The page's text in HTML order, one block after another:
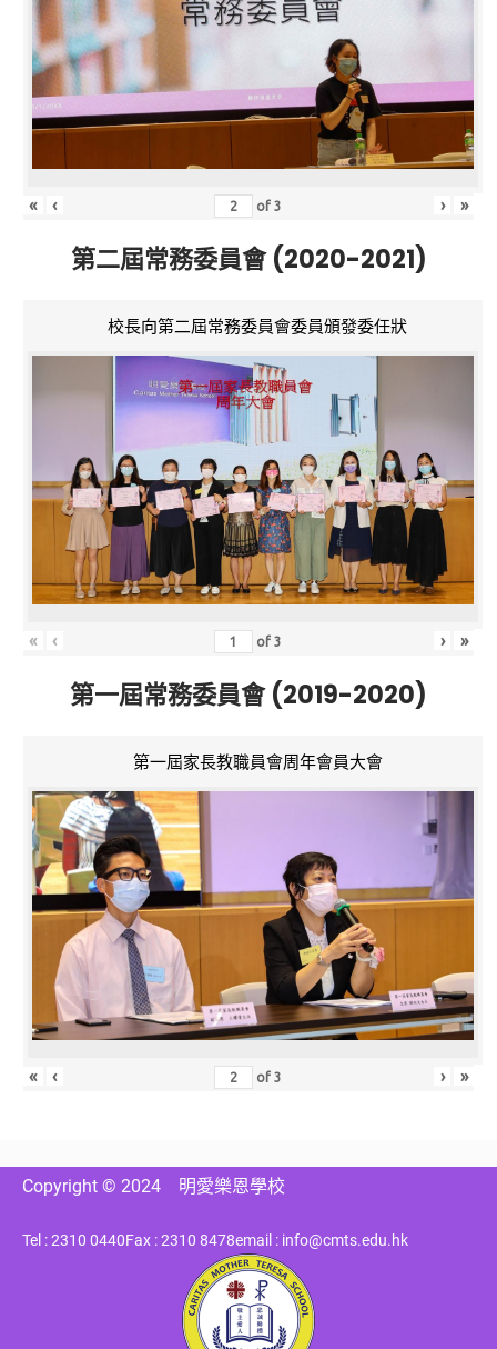
« ‹ of3 › »
第二屆常務委員會 (2020-2021)
校長向第二屆常務委員會委員頒發委任狀
« ‹ of3 › »
第一屆常務委員會 (2019-2020)
第一屆家長教職員會周年會員大會
« ‹ of3 › »
Copyright © 2024 明愛樂恩學校
Tel : 2310 0440Fax : 2310 8478email : info@cmts.edu.hk